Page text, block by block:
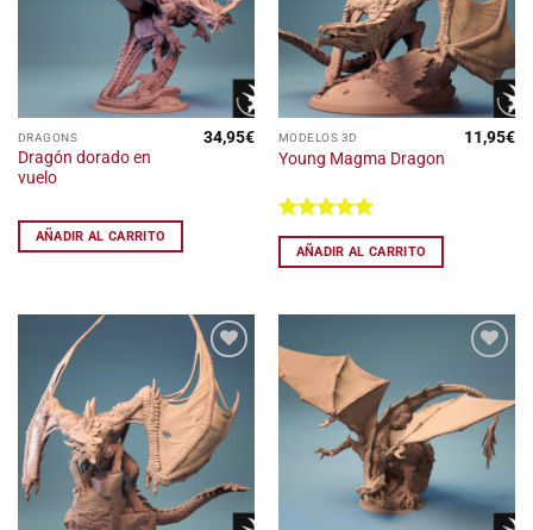
deseos
DRAGONS
Dragón dorado en
vuelo
34,95€
AÑADIR AL CARRITO
deseos
MODELOS 3D
Young Magma Dragon
Valorado
con5de 5
11,95€
AÑADIR AL CARRITO
Añadir
a la
lista
de
deseos
a la
de
deseos